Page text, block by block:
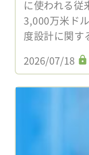
に使われる従
3,000万米ド
度設計に関
2026/07/18